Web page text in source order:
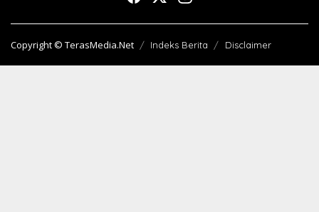
Copyright © TerasMedia.Net Indeks Berita Disclaimer